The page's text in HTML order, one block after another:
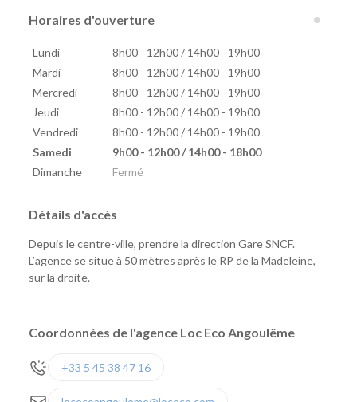
Horaires d'ouverture
Lundi
8h00 - 12h00 / 14h00 - 19h00
Mardi
8h00 - 12h00 / 14h00 - 19h00
Mercredi
8h00 - 12h00 / 14h00 - 19h00
Jeudi
8h00 - 12h00 / 14h00 - 19h00
Vendredi
8h00 - 12h00 / 14h00 - 19h00
Samedi
9h00 - 12h00 / 14h00 - 18h00
Dimanche
Fermé
Détails d'accès
Depuis le centre-ville, prendre la direction Gare SNCF.
L’agence se situe à 50 mètres après le RP de la Madeleine,
sur la droite.
Coordonnées de l'agence Loc Eco Angoulême
+33 5 45 38 47 16